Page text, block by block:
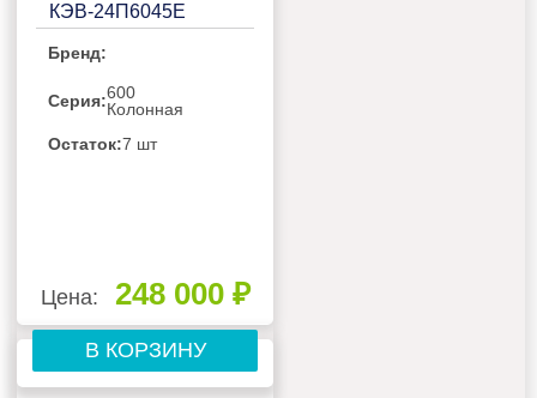
КЭВ-24П6045Е
Бренд:
Серия:600
Колонная
Остаток:7 шт
Цена: 248 000 ₽
В КОРЗИНУ